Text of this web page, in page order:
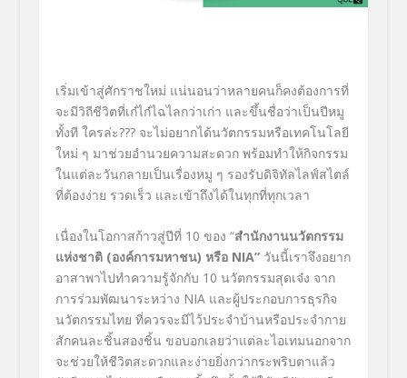
เริ่มเข้าสู่ศักราชใหม่ แน่นอนว่าหลายคนก็คงต้องการที่
จะมีวิถีชีวิตที่เก๋ไก๋ไฉไลกว่าเก่า และขึ้นชื่อว่าเป็นปีหมู
ทั้งที ใครล่ะ??? จะไม่อยากได้นวัตกรรมหรือเทคโนโลยี
ใหม่ ๆ มาช่วยอำนวยความสะดวก พร้อมทำให้กิจกรรม
ในแต่ละวันกลายเป็นเรื่องหมู ๆ รองรับดิจิทัลไลฟ์สไตล์
ที่ต้องง่าย รวดเร็ว และเข้าถึงได้ในทุกที่ทุกเวลา
เนื่องในโอกาสก้าวสู่ปีที่ 10 ของ “สำนักงานนวัตกรรม
แห่งชาติ (องค์การมหาชน) หรือ NIA” วันนี้เราจึงอยาก
อาสาพาไปทำความรู้จักกับ 10 นวัตกรรมสุดเจ๋ง จาก
การร่วมพัฒนาระหว่าง NIA และผู้ประกอบการธุรกิจ
นวัตกรรมไทย ที่ควรจะมีไว้ประจำบ้านหรือประจำกาย
สักคนละชิ้นสองชิ้น ขอบอกเลยว่าแต่ละไอเทมนอกจาก
จะช่วยให้ชีวิตสะดวกและง่ายยิ่งกว่ากระพริบตาแล้ว